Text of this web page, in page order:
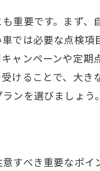
契約時に
車検後の
キャンセル
トラブル時
長距離運転
重要です。まず
では必要な点検
ャンペーンや定
けることで、大
ンを選びましょう。
すべき重要なポ